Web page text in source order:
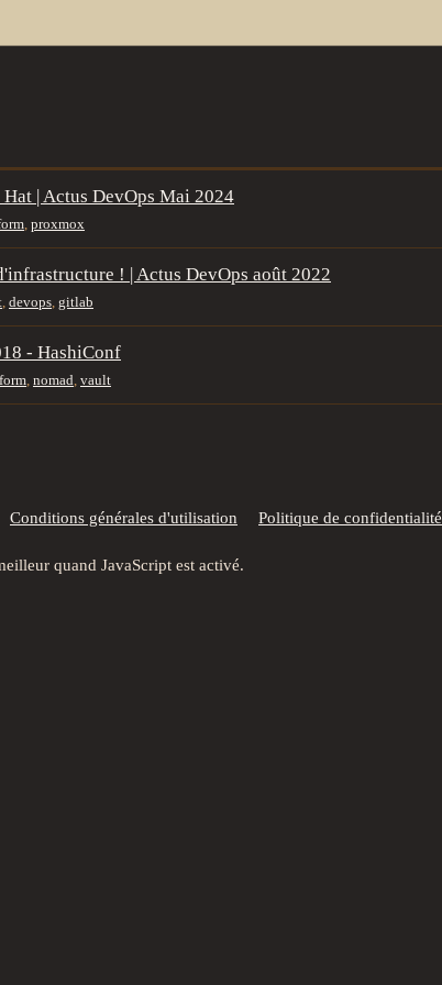
| Actus DevOps Mai 2024
proxmox
! | Actus DevOps août 2022
devops gitlab
- HashiConf
nomad vault
Conditions générales d'utilisation Politique de confidentialité
quand JavaScript est activé.